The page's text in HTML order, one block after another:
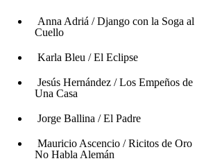
Anna Adriá / Django con la Soga al
Cuello
Karla Bleu / El Eclipse
Jesús Hernández / Los Empeños de
Una Casa
Jorge Ballina / El Padre
Mauricio Ascencio / Ricitos de Oro
No Habla Alemán